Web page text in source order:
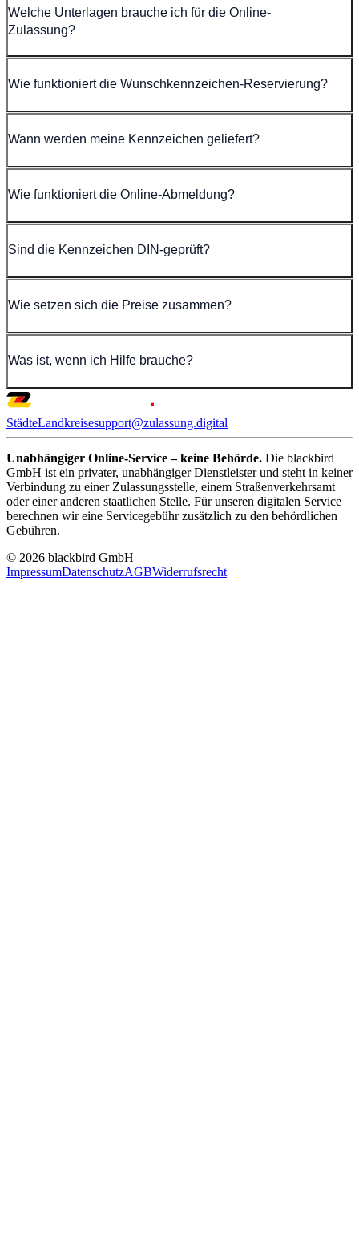
Welche Unterlagen brauche ich für die Online-
Zulassung?
Wie funktioniert die Wunschkennzeichen-Reservierung?
Wann werden meine Kennzeichen geliefert?
Wie funktioniert die Online-Abmeldung?
Sind die Kennzeichen DIN-geprüft?
Wie setzen sich die Preise zusammen?
Was ist, wenn ich Hilfe brauche?
StädteLandkreisesupport@zulassung.digital
Unabhängiger Online-Service – keine Behörde. Die blackbird
GmbH ist ein privater, unabhängiger Dienstleister und steht in keiner
Verbindung zu einer Zulassungsstelle, einem Straßenverkehrsamt
oder einer anderen staatlichen Stelle. Für unseren digitalen Service
berechnen wir eine Servicegebühr zusätzlich zu den behördlichen
Gebühren.
© 2026 blackbird GmbH
ImpressumDatenschutzAGBWiderrufsrecht